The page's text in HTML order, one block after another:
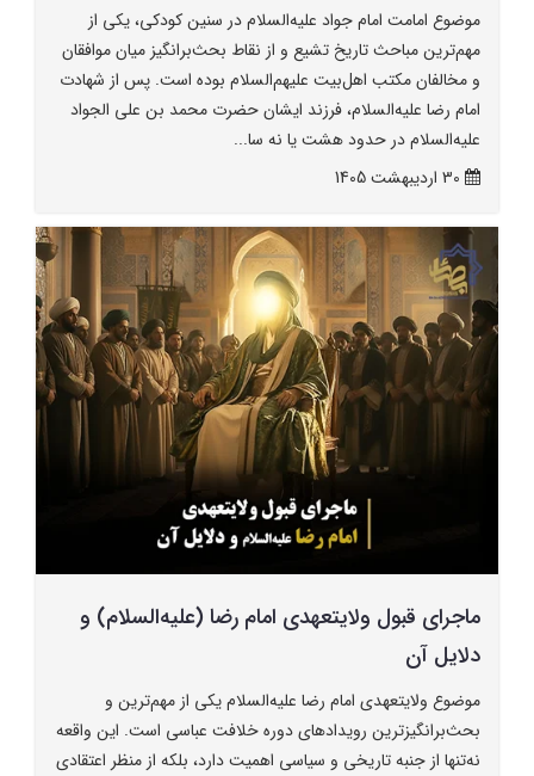
موضوع امامت امام جواد علیه‌السلام در سنین کودکی، یکی از
مهم‌ترین مباحث تاریخ تشیع و از نقاط بحث‌برانگیز میان موافقان
و مخالفان مکتب اهل‌بیت علیهم‌السلام بوده است. پس از شهادت
امام رضا علیه‌السلام، فرزند ایشان حضرت محمد بن علی الجواد
علیه‌السلام در حدود هشت یا نه سا...
ماجرای قبول ولایتعهدی امام رضا (علیه‌السلام) و
دلایل آن
موضوع ولایتعهدی امام رضا علیه‌السلام یکی از مهم‌ترین و
بحث‌برانگیزترین رویدادهای دوره خلافت عباسی است. این واقعه
نه‌تنها از جنبه تاریخی و سیاسی اهمیت دارد، بلکه از منظر اعتقادی